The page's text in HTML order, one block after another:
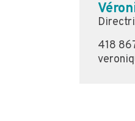
418